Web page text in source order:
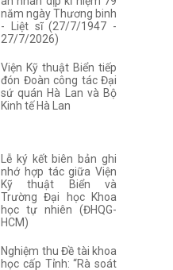
năm ngày Thương binh
- Liệt sĩ (27/7/1947 -
27/7/2026)
Viện Kỹ thuật Biển tiếp
đón Đoàn công tác Đại
sứ quán Hà Lan và Bộ
Kinh tế Hà Lan
Lễ ký kết biên bản ghi
nhớ hợp tác giữa Viện
Kỹ thuật Biển và
Trường Đại học Khoa
học tự nhiên (ĐHQG-
HCM)
Nghiệm thu Đề tài khoa
học cấp Tỉnh: “Rà soát